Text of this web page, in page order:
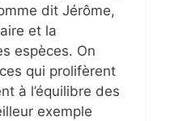
dit Jérôme,
et la
espèces. On
qui prolifèrent
à l’équilibre des
exemple